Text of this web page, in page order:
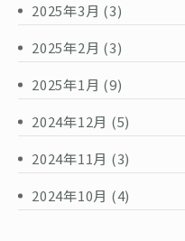
2025年3月 (3)
2025年2月 (3)
2025年1月 (9)
2024年12月 (5)
2024年11月 (3)
2024年10月 (4)